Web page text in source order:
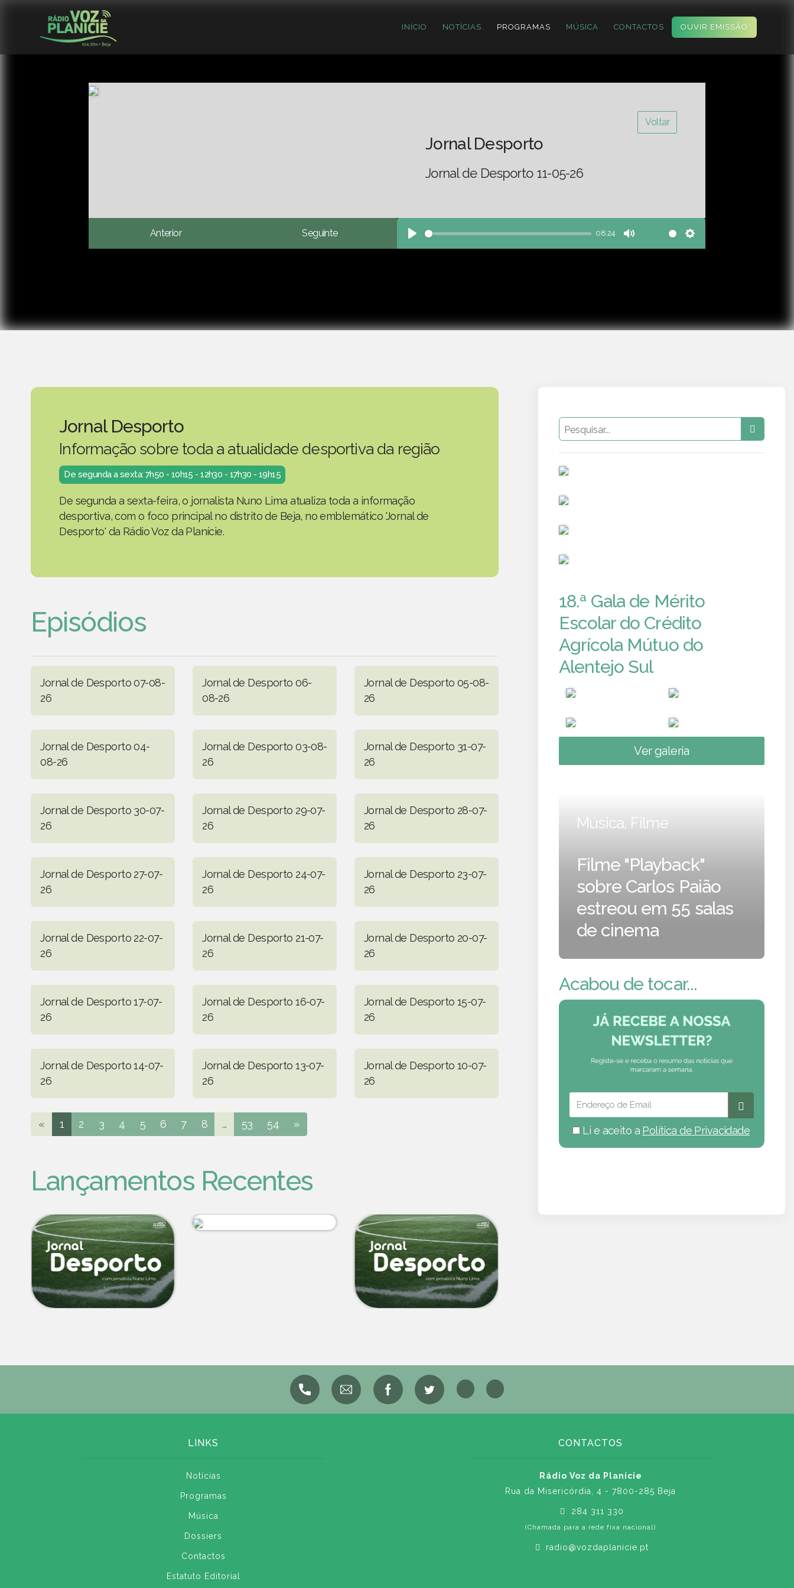
INÍCIO NOTÍCIAS PROGRAMAS MÚSICA CONTACTOS OUVIR EMISSÃO
Voltar
Jornal Desporto
Jornal de Desporto 11-05-26
Anterior Seguinte
Play
08:24
Mute Settings
Jornal Desporto
Informação sobre toda a atualidade desportiva da região
De segunda a sexta: 7h50 - 10h15 - 12h30 - 17h30 - 19h15
De segunda a sexta-feira, o jornalista Nuno Lima atualiza toda a informação
desportiva, com o foco principal no distrito de Beja, no emblemático 'Jornal de
Desporto' da Rádio Voz da Planície.
Episódios
Jornal de Desporto 07-08-
26
Jornal de Desporto 06-
08-26
Jornal de Desporto 05-08-
26
Jornal de Desporto 04-
08-26
Jornal de Desporto 03-08-
26
Jornal de Desporto 31-07-
26
Jornal de Desporto 30-07-
26
Jornal de Desporto 29-07-
26
Jornal de Desporto 28-07-
26
Jornal de Desporto 27-07-
26
Jornal de Desporto 24-07-
26
Jornal de Desporto 23-07-
26
Jornal de Desporto 22-07-
26
Jornal de Desporto 21-07-
26
Jornal de Desporto 20-07-
26
Jornal de Desporto 17-07-
26
Jornal de Desporto 16-07-
26
Jornal de Desporto 15-07-
26
Jornal de Desporto 14-07-
26
Jornal de Desporto 13-07-
26
Jornal de Desporto 10-07-
26
« 1 2 3 4 5 6 7 8 ... 53 54 »
Lançamentos Recentes
18.ª Gala de Mérito
Escolar do Crédito
Agrícola Mútuo do
Alentejo Sul
Ver galeria
Música, Filme
Filme "Playback"
sobre Carlos Paião
estreou em 55 salas
de cinema
Acabou de tocar...
Li e aceito a Política de Privacidade
LINKS
Notícias
Programas
Música
Dossiers
Contactos
Estatuto Editorial
CONTACTOS
Rádio Voz da Planície
Rua da Misericórdia, 4 - 7800-285 Beja
284 311 330
(Chamada para a rede fixa nacional)
radio@vozdaplanicie.pt